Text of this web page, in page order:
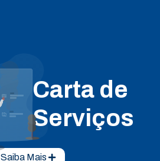
Carta de
Serviços
Saiba Mais